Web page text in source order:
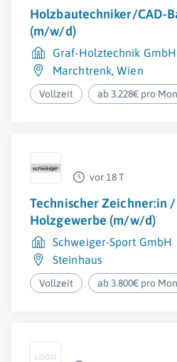
Holzbautechniker/CAD-
(m/w/d)
Graf-Holztechnik GmbH
Marchtrenk,Wien
Vollzeit ab 3.228€ pro
vor 18 T
Technischer Zeichner:in
Holzgewerbe (m/w/d)
Schweiger-Sport GmbH
Steinhaus
Vollzeit ab 3.800€ pro